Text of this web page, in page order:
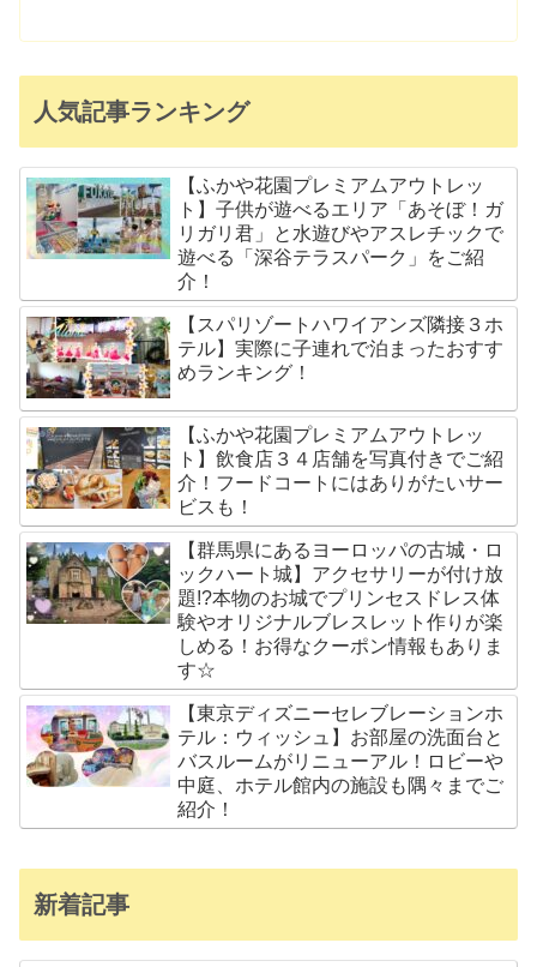
人気記事ランキング
【ふかや花園プレミアムアウトレッ
ト】子供が遊べるエリア「あそぼ！ガ
リガリ君」と水遊びやアスレチックで
遊べる「深谷テラスパーク」をご紹
介！
【スパリゾートハワイアンズ隣接３ホ
テル】実際に子連れで泊まったおすす
めランキング！
【ふかや花園プレミアムアウトレッ
ト】飲食店３４店舗を写真付きでご紹
介！フードコートにはありがたいサー
ビスも！
【群馬県にあるヨーロッパの古城・ロ
ックハート城】アクセサリーが付け放
題!?本物のお城でプリンセスドレス体
験やオリジナルブレスレット作りが楽
しめる！お得なクーポン情報もありま
す☆
【東京ディズニーセレブレーションホ
テル：ウィッシュ】お部屋の洗面台と
バスルームがリニューアル！ロビーや
中庭、ホテル館内の施設も隅々までご
紹介！
新着記事